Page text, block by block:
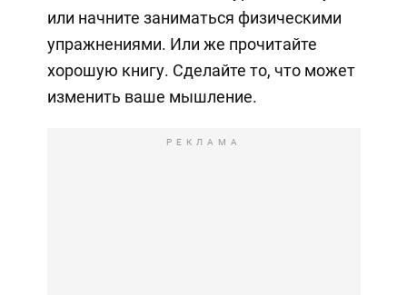
или начните заниматься физическими
упражнениями. Или же прочитайте
хорошую книгу. Сделайте то, что может
изменить ваше мышление.
РЕКЛАМА